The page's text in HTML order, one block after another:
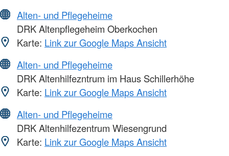
Alten- und Pflegeheime
DRK Altenpflegeheim Oberkochen
Karte: Link zur Google Maps Ansicht
Alten- und Pflegeheime
DRK Altenhilfezntrum im Haus Schillerhöhe
Karte: Link zur Google Maps Ansicht
Alten- und Pflegeheime
DRK Altenhilfezentrum Wiesengrund
Karte: Link zur Google Maps Ansicht